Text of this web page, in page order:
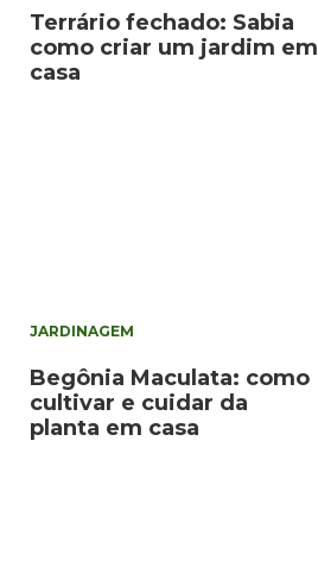
Terrário fechado: Sabia
como criar um jardim em
casa
JARDINAGEM
Begônia Maculata: como
cultivar e cuidar da
planta em casa